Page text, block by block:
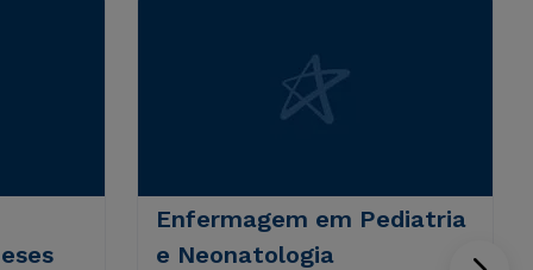
Enfermagem em Pediatria
e Neonatologia